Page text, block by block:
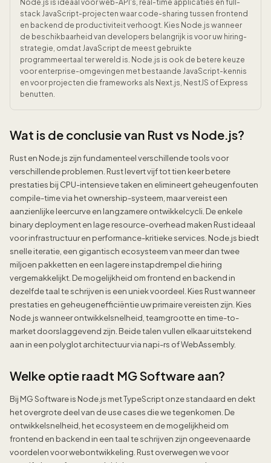
Node.js is ideaal voor web-API's, real-time applicaties en full-
stack JavaScript-projecten waar code-sharing tussen frontend
en backend de productiviteit verhoogt. Kies Node.js wanneer
de beschikbaarheid van developers belangrijk is voor uw hiring-
strategie, omdat JavaScript de meest gebruikte
programmeertaal ter wereld is. Node.js is ook de betere keuze
voor enterprise-omgevingen met bestaande JavaScript-kennis
en voor projecten die frameworks als Next.js, NestJS of Express
benutten.
Wat is de conclusie van Rust vs Node.js?
Rust en Node.js zijn fundamenteel verschillende tools voor
verschillende problemen. Rust levert vijf tot tien keer betere
prestaties bij CPU-intensieve taken en elimineert geheugenfouten
compile-time via het ownership-systeem, maar vereist een
aanzienlijke leercurve en langzamere ontwikkelcycli. De enkele
binary deployment en lage resource-overhead maken Rust ideaal
voor infrastructuur en performance-kritieke services. Node.js biedt
snelle iteratie, een gigantisch ecosysteem van meer dan twee
miljoen pakketten en een lagere instapdrempel die hiring
vergemakkelijkt. De mogelijkheid om frontend en backend in
dezelfde taal te schrijven is een uniek voordeel. Kies Rust wanneer
prestaties en geheugenefficiëntie uw primaire vereisten zijn. Kies
Node.js wanneer ontwikkelsnelheid, teamgrootte en time-to-
market doorslaggevend zijn. Beide talen vullen elkaar uitstekend
aan in een polyglot architectuur via napi-rs of WebAssembly.
Welke optie raadt MG Software aan?
Bij MG Software is Node.js met TypeScript onze standaard en dekt
het overgrote deel van de use cases die we tegenkomen. De
ontwikkelsnelheid, het ecosysteem en de mogelijkheid om
frontend en backend in een taal te schrijven zijn ongeevenaarde
voordelen voor webontwikkeling. Rust overwegen we voor